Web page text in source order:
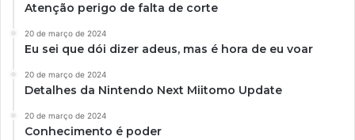
Atenção perigo de falta de corte
20 de março de 2024
Eu sei que dói dizer adeus, mas é hora de eu voar
20 de março de 2024
Detalhes da Nintendo Next Miitomo Update
20 de março de 2024
Conhecimento é poder